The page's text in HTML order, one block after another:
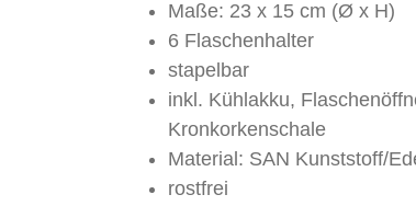
Maße: 23 x 15 cm (Ø x H)
6 Flaschenhalter
stapelbar
inkl. Kühlakku,
Kronkorkenschale
Material: SAN Kunststoff/
rostfrei